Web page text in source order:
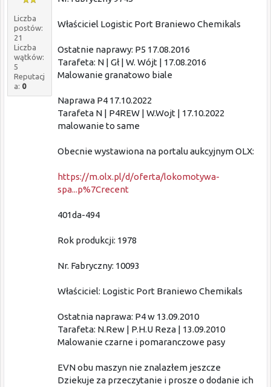
Liczba
postów:
21
Liczba
wątków:
5
Reputacj
a: 0
Właściciel Logistic Port Braniewo Chemikals
Ostatnie naprawy: P5 17.08.2016
Tarafeta: N | Gł | W. Wójt | 17.08.2016
Malowanie granatowo biale
Naprawa P4 17.10.2022
Tarafeta N | P4REW | W.Wojt | 17.10.2022
malowanie to same
Obecnie wystawiona na portalu aukcyjnym OLX:
https://m.olx.pl/d/oferta/lokomotywa-
spa...p%7Crecent
401da-494
Rok produkcji: 1978
Nr. Fabryczny: 10093
Właściciel: Logistic Port Braniewo Chemikals
Ostatnia naprawa: P4 w 13.09.2010
Tarafeta: N.Rew | P.H.U Reza | 13.09.2010
Malowanie czarne i pomaranczowe pasy
EVN obu maszyn nie znalazłem jeszcze
Dziekuje za przeczytanie i prosze o dodanie ich